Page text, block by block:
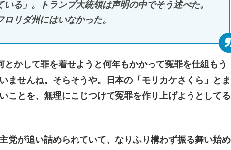
る」。トランプ大統領は声明の中でそう述べた。
リダ州にはいなかった。
かして罪を着せようと何年もかかって冤罪を仕組もう
ませんね。そらそうや。日本の「モリカケさくら」とま
ことを、無理にこじつけて冤罪を作り上げようとしてる
党が追い詰められていて、なりふり構わず振る舞い始め